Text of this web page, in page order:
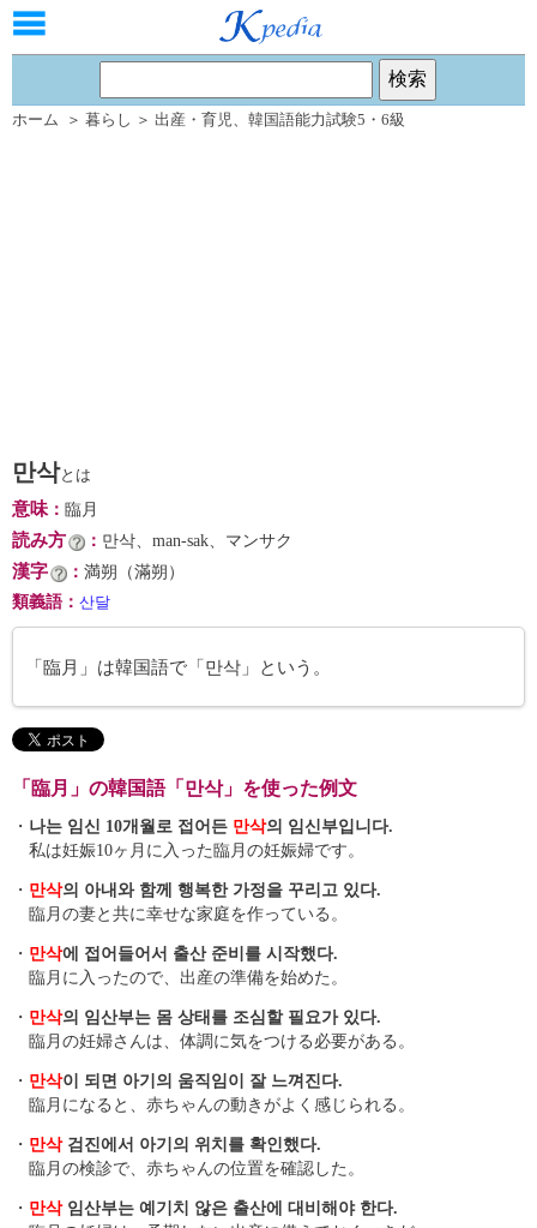
ホーム ＞ 暮らし ＞ 出産・育児、 韓国語能力試験5・6級
만삭とは
意味： 臨月
読み方 ： 만삭、man-sak、マンサク
漢字 ： 満朔（滿朔）
類義語 ： 산달
「臨月」は韓国語で「만삭」という。
「臨月」の韓国語「만삭」を使った例文
・ 나는 임신 10개월로 접어든 만삭의 임신부입니다.
私は妊娠10ヶ月に入った臨月の妊娠婦です。
・ 만삭의 아내와 함께 행복한 가정을 꾸리고 있다.
臨月の妻と共に幸せな家庭を作っている。
・ 만삭에 접어들어서 출산 준비를 시작했다.
臨月に入ったので、出産の準備を始めた。
・ 만삭의 임산부는 몸 상태를 조심할 필요가 있다.
臨月の妊婦さんは、体調に気をつける必要がある。
・ 만삭이 되면 아기의 움직임이 잘 느껴진다.
臨月になると、赤ちゃんの動きがよく感じられる。
・ 만삭검진에서 아기의 위치를 확인했다.
臨月の検診で、赤ちゃんの位置を確認した。
・ 만삭임산부는 예기치 않은 출산에 대비해야 한다.